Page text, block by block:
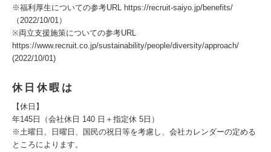
※福利厚生についての参考URL https://recruit-saiyo.jp/benefits/
（2022/10/01）
※両立支援施策についての参考URL
https://www.recruit.co.jp/sustainability/people/diversity/approach/
(2022/10/01)
休日休暇は
【休日】
年145日（会社休日 140 日＋指定休 5日）
※土曜日、日曜日、国民の祝日等を考慮し、会社カレンダーの定める
ところによります。